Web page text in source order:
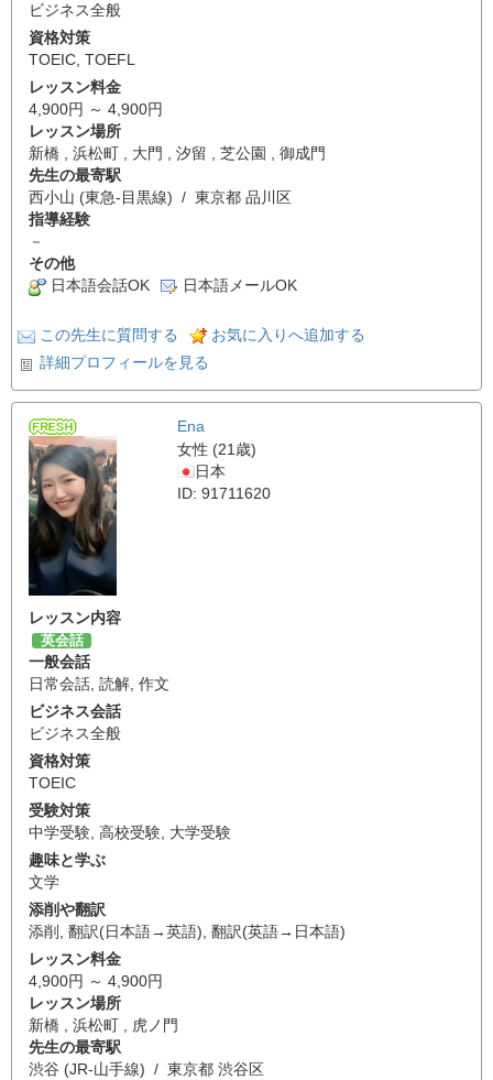
ビジネス全般
資格対策
TOEIC, TOEFL
レッスン料金
4,900円 ～ 4,900円
レッスン場所
新橋 , 浜松町 , 大門 , 汐留 , 芝公園 , 御成門
先生の最寄駅
西小山 (東急-目黒線) / 東京都 品川区
指導経験
－
その他
日本語会話OK
日本語メールOK
この先生に質問する
お気に入りへ追加する
詳細プロフィールを見る
Ena
女性 (21歳)
日本
ID: 91711620
レッスン内容
英会話
一般会話
日常会話 読解 作文
ビジネス会話
ビジネス全般
資格対策
TOEIC
受験対策
中学受験 高校受験 大学受験
趣味と学ぶ
文学
添削や翻訳
添削 翻訳(日本語→英語) 翻訳(英語→日本語)
レッスン料金
4,900円 ～ 4,900円
レッスン場所
新橋 , 浜松町 , 虎ノ門
先生の最寄駅
渋谷 (JR-山手線) / 東京都 渋谷区